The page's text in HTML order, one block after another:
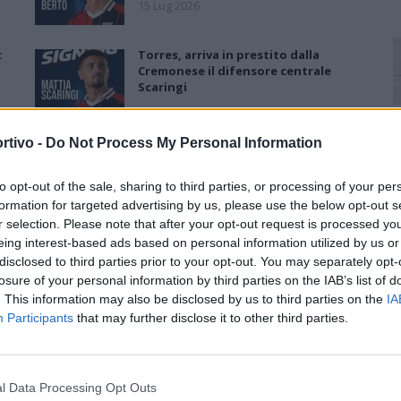
- Do Not Process My Personal Information
opt-out of the sale, sharing to third parties, or processing of your
for targeted advertising by us, please use the below opt-out
selection. Please note that after your opt-out request is processed
interest-based ads based on personal information utilized by us
to third parties prior to your opt-out. You may separately
of your personal information by third parties on the IAB’s list of
This information may also be disclosed by us to third parties on the
Participants that may further disclose it to other third parties.
Data Processing Opt Outs
15 Lug 2026
Torres, arriva in prestito dalla
Cremonese il difensore centrale
Scaringi
10 Lug 2026
7 Lug 2026
Torres, Greco confermato e
contratto fino al 2028: «Ha
dimostrato attaccamento e valori
importanti»
23 Giu 2026